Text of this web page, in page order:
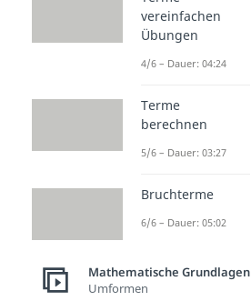
vereinfachen
Übungen
4/6 – Dauer: 04:24
Terme
berechnen
5/6 – Dauer: 03:27
Bruchterme
6/6 – Dauer: 05:02
Mathematische Grundlagen
Umformen